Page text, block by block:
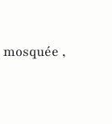
mosquée ,